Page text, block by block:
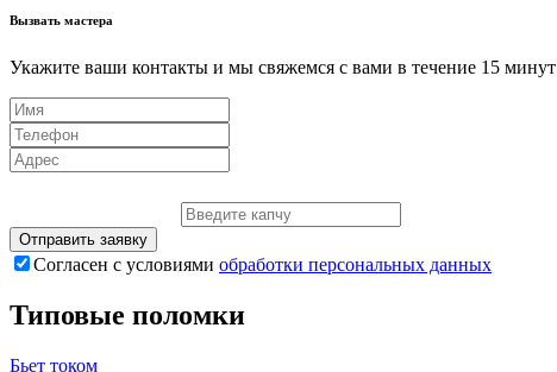
Вызвать мастера
Укажите ваши контакты и мы свяжемся с вами в течение 15 минут
Отправить заявку
Согласен с условиями обработки персональных данных
Типовые поломки
Бьет током